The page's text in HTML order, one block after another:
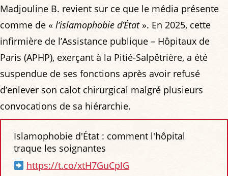
Madjouline B. revient sur ce que le média présente
comme de « l’islamophobie d’État». En 2025, cette
infirmière de l’Assistance publique – Hôpitaux de
Paris (APHP), exerçant à la Pitié-Salpêtrière, a été
suspendue de ses fonctions après avoir refusé
d’enlever son calot chirurgical malgré plusieurs
convocations de sa hiérarchie.
Islamophobie d'État : comment l'hôpital
traque les soignantes
https://t.co/xtH7GuCplG